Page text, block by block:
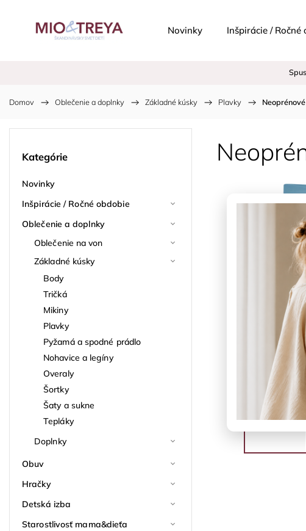
Novinky Inšpirácie / Ročné
Domov / Oblečenie a doplnky / Základné kúsky / Plavky /
Kategórie
Novinky
Inšpirácie / Ročné obdobie
Oblečenie a doplnky
Oblečenie na von
Základné kúsky
Body
Tričká
Mikiny
Plavky
Pyžamá a spodné prádlo
Nohavice a legíny
Overaly
Šortky
Šaty a sukne
Tepláky
Doplnky
Obuv
Hračky
Detská izba
Starostlivosť mama&dieťa